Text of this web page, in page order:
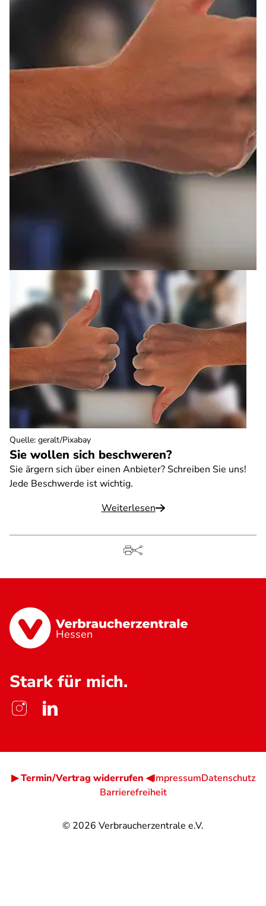
Sie wollen sich beschweren?
Sie ärgern sich über einen Anbieter? Schreiben Sie uns!
Jede Beschwerde ist wichtig.
Weiterlesen
Quelle: geralt/Pixabay
Hessen
Stark für mich.
© 2026 Verbraucherzentrale e.V.
▶ Termin/Vertrag widerrufen ◀ImpressumDatenschutz
Barrierefreiheit